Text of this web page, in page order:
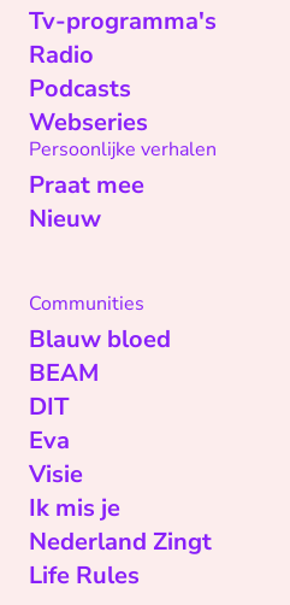
Tv-programma's
Radio
Podcasts
Webseries
Persoonlijke verhalen
Praat mee
Nieuw
Communities
Blauw bloed
BEAM
DIT
Eva
Visie
Ik mis je
Nederland Zingt
Life Rules